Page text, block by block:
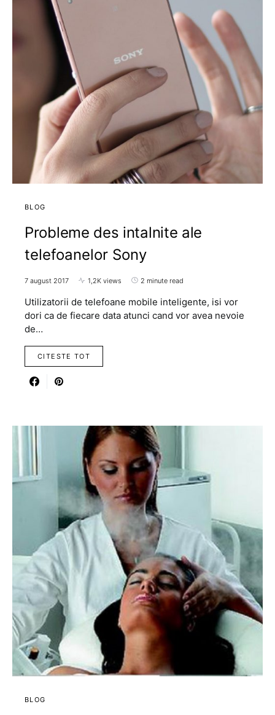
BLOG
Probleme des intalnite ale
telefoanelor Sony
7 august 2017 1,2K views 2 minute read
Utilizatorii de telefoane mobile inteligente, isi vor
dori ca de fiecare data atunci cand vor avea nevoie
de…
CITESTE TOT
BLOG